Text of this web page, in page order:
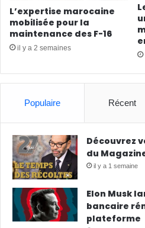
L’expertise marocaine
mobilisée pour la
maintenance des F-16
il y a 2 semaines
Populaire Récent
Découvrez
du
il y a 1 semaine
Elon Musk
bancaire
plateforme